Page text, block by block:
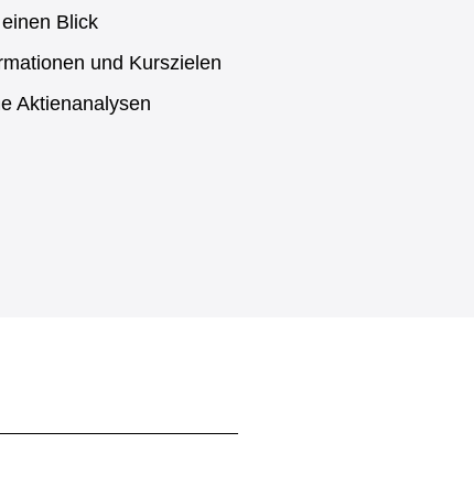
Blick
und Kurszielen
Aktienanalysen